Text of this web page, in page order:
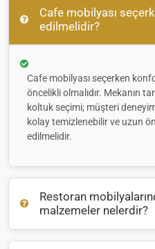
Cafe mobilyası
edilmelidir?
Cafe mobilyası seçerken
öncelikli olmalıdır. Mekanın
koltuk seçimi; müşteri
kolay temizlenebilir ve uzun
edilmelidir.
Restoran
malzemeler nelerdir?